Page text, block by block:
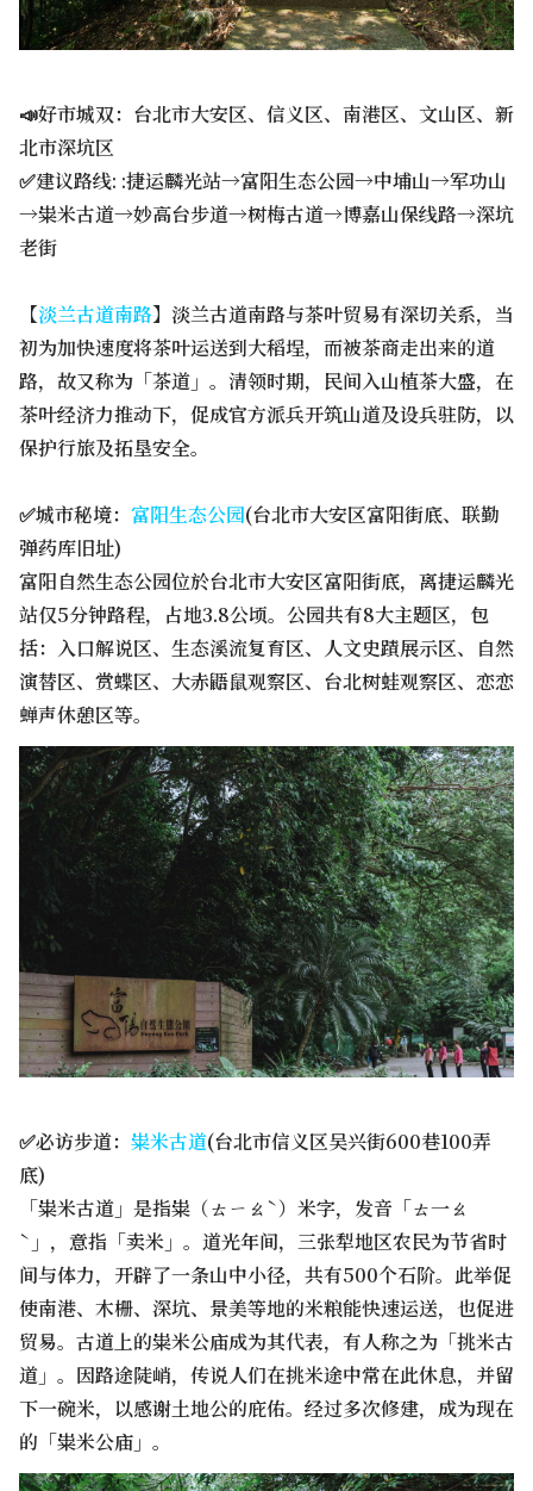
📣好市城双：台北市大安区、信义区、南港区、文山区、新
北市深坑区
✅建议路线: :捷运麟光站→富阳生态公园→中埔山→军功山
→粜米古道→妙高台步道→树梅古道→博嘉山保线路→深坑
老街
【淡兰古道南路】淡兰古道南路与茶叶贸易有深切关系，当
初为加快速度将茶叶运送到大稻埕，而被茶商走出来的道
路，故又称为「茶道」。清领时期，民间入山植茶大盛，在
茶叶经济力推动下，促成官方派兵开筑山道及设兵驻防，以
保护行旅及拓垦安全。
✅城市秘境： 富阳生态公园(台北市大安区富阳街底、联勤
弹药库旧址)
富阳自然生态公园位於台北市大安区富阳街底，离捷运麟光
站仅5分钟路程，占地3.8公顷。公园共有8大主题区，包
括：入口解说区、生态溪流复育区、人文史蹟展示区、自然
演替区、赏蝶区、大赤鼯鼠观察区、台北树蛙观察区、恋恋
蝉声休憩区等。
✅必访步道： 粜米古道(台北市信义区吴兴街600巷100弄
底)
「粜米古道」是指粜（ㄊㄧㄠˋ）米字，发音「ㄊ一ㄠ
ˋ」，意指「卖米」。道光年间，三张犁地区农民为节省时
间与体力，开辟了一条山中小径，共有500个石阶。此举促
使南港、木栅、深坑、景美等地的米粮能快速运送，也促进
贸易。古道上的粜米公庙成为其代表，有人称之为「挑米古
道」。因路途陡峭，传说人们在挑米途中常在此休息，并留
下一碗米，以感谢土地公的庇佑。经过多次修建，成为现在
的「粜米公庙」。